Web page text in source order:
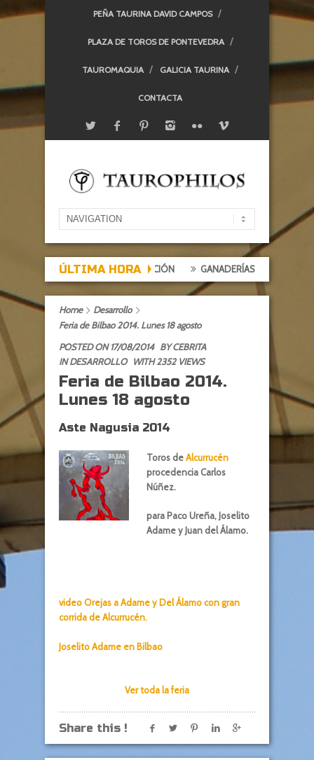
PEÑA TAURINA DAVID CAMPOS
PLAZA DE TOROS DE PONTEVEDRA
TAUROMAQUIA GALICIA TAURINA
CONTACTA
ÚLTIMA HORA
TARDE DE DECEPCIÓN GANADERÍAS: ALCURRUCÉN
Home
Desarrollo
Feria de Bilbao 2014. Lunes 18 agosto
POSTED ON 17/08/2014 BYCEBRITA
INDESARROLLO WITH 2352 VIEWS
Feria de Bilbao 2014.
Lunes 18 agosto
Aste Nagusia 2014
Toros deAlcurrucén
procedencia Carlos
Núñez.
para Paco Ureña, Joselito
Adame y Juan del Álamo.
video Orejas a Adame y Del Álamo con gran
corrida de Alcurrucén.
Joselito Adame en Bilbao
Ver toda la feria
Share this !